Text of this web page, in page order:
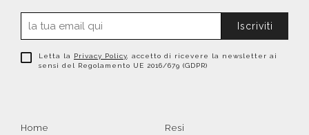
Iscriviti
Letta la Privacy Policy , accetto di ricevere la newsletter ai
sensi del Regolamento UE 2016/679 (GDPR)
Home
Resi